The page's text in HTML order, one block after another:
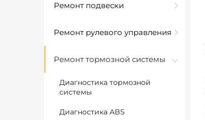
Ремонт подвески
Ремонт рулевого управления
Ремонт тормозной системы
Диагностика тормозной
системы
Диагностика ABS